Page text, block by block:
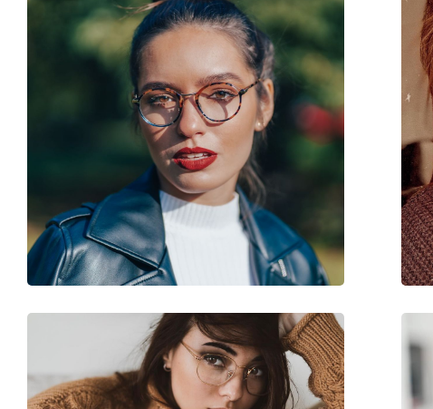
Sonnenclip:
Nein
Accessories
Ja
Reinigungstuch:
Ja
Damen
Kategorie:
Marke:
Moschino
Code:
MOS528 B3V 17 52